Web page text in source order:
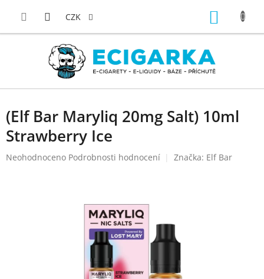
CZK
(Elf Bar Maryliq 20mg Salt) 10ml
Strawberry Ice
Průměrné
Neohodnoceno Podrobnosti hodnocení Značka: Elf Bar